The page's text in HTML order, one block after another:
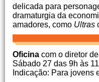
delicada para
dramaturgia da
amadores, como Ultras
Oficina com o diretor
Sábado 27 das 9h às
Indicação: Para jovens